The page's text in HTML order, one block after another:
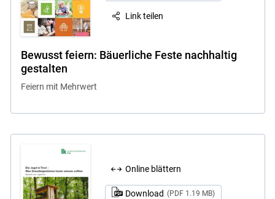
Link teilen
Bewusst feiern: Bäuerliche Feste nachhaltig
gestalten
Feiern mit Mehrwert
Online blättern
Download (PDF 1.19 MB)